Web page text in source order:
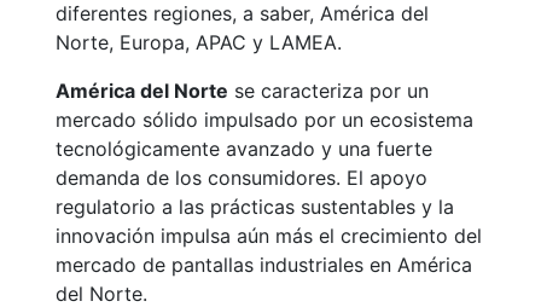
diferentes regiones, a saber, América del
Norte, Europa, APAC y LAMEA.
América del Norte se caracteriza por un
mercado sólido impulsado por un ecosistema
tecnológicamente avanzado y una fuerte
demanda de los consumidores. El apoyo
regulatorio a las prácticas sustentables y la
innovación impulsa aún más el crecimiento del
mercado de pantallas industriales en América
del Norte.